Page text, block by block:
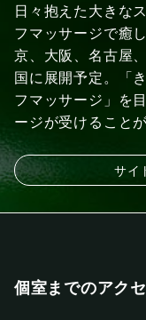
日々抱えた大きな
フマッサージで癒
京、大阪、名古屋
国に展開予定。「
フマッサージ」を
ージが受けること
サイ
個室までのアク